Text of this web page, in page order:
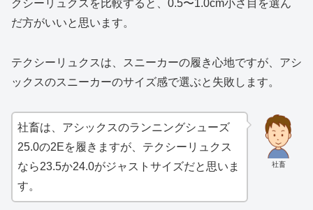
クシーリュクスを比較すると、0.5〜1.0cm小さ目を選ん
だ方がいいと思います。
テクシーリュクスは、スニーカーの履き心地ですが、アシ
ックスのスニーカーのサイズ感で選ぶと失敗します。
社畜
社畜は、アシックスのランニングシューズ
25.0の2Eを履きますが、テクシーリュクス
なら23.5か24.0がジャストサイズだと思いま
す。